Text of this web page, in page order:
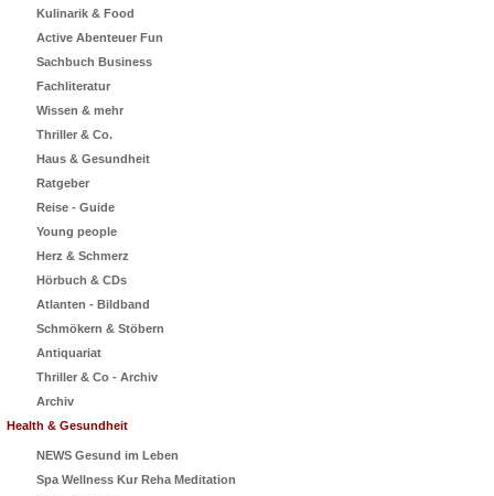
Kulinarik & Food
Active Abenteuer Fun
Sachbuch Business
Fachliteratur
Wissen & mehr
Thriller & Co.
Haus & Gesundheit
Ratgeber
Reise - Guide
Young people
Herz & Schmerz
Hörbuch & CDs
Atlanten - Bildband
Schmökern & Stöbern
Antiquariat
Thriller & Co - Archiv
Archiv
Health & Gesundheit
NEWS Gesund im Leben
Spa Wellness Kur Reha Meditation